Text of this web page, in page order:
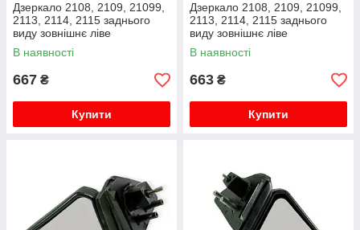
Дзеркало 2108, 2109, 21099,
2113, 2114, 2115 заднього
виду зовнішнє ліве
металевий кронштейн
АвтоДілер
В наявності
667 ₴
Купити
Дзеркало 2108, 2109, 21099,
2113, 2114, 2115 заднього
виду зовнішнє ліве
металевий кронштейн ATR
В наявності
663 ₴
Купити